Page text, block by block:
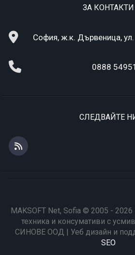
ЗА КОНТАКТИ
София, ж.к. Дървеница, ул.
0888
СЛЕДВАЙТЕ
MAKSOFT Net, Sofia © 2005 -
техника и консумативи с
СИНОВЕ ООД | Уеб дизайн и
SEO